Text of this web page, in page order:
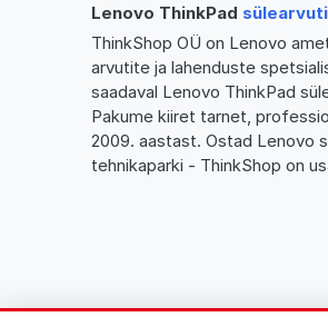
Lenovo ThinkPad
ThinkShop OÜ on Lenovo
arvutite ja lahenduste
saadaval Lenovo ThinkPad
Pakume kiiret tarnet,
2009. aastast. Ostad Lenovo
tehnikaparki - ThinkShop on